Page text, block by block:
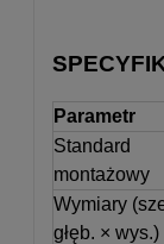
Parametr
Standard
montażowy
Wymiary
głęb. × wys.)